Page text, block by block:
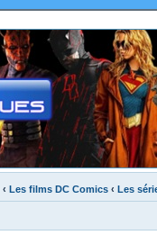
‹ Les films DC Comics ‹ Les